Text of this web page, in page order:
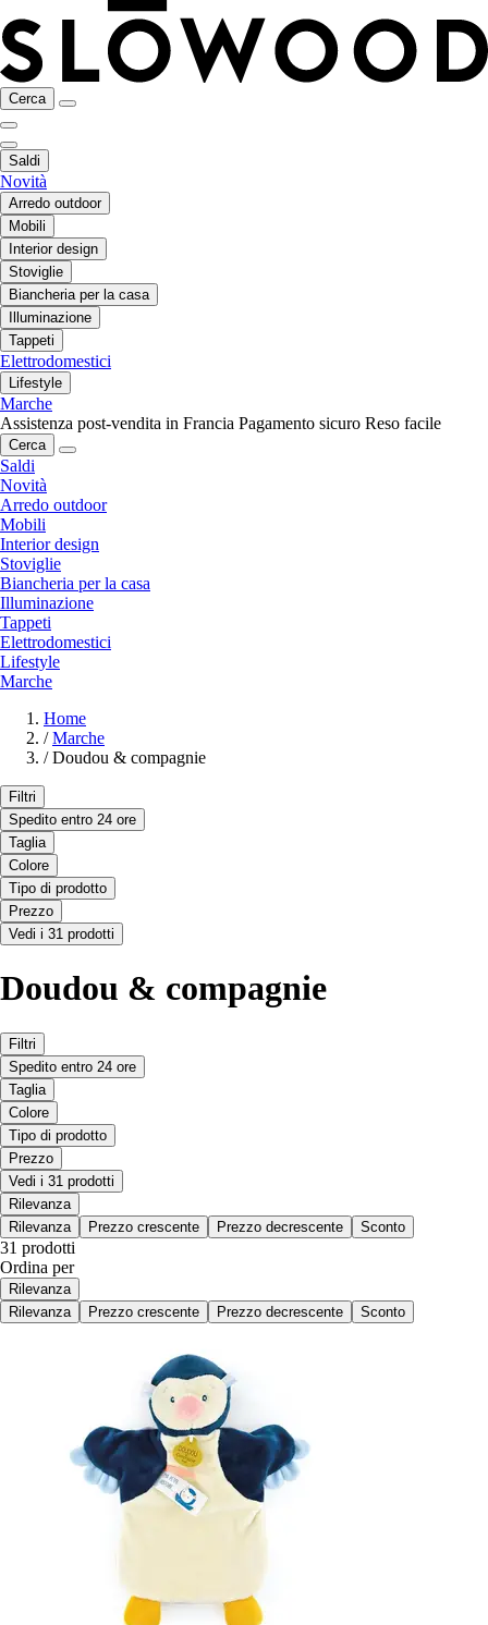
Cerca
Saldi
Novità
Arredo outdoor
Mobili
Interior design
Stoviglie
Biancheria per la casa
Illuminazione
Tappeti
Elettrodomestici
Lifestyle
Marche
Assistenza post-vendita in Francia Pagamento sicuro Reso facile
Cerca
Saldi
Novità
Arredo outdoor
Mobili
Interior design
Stoviglie
Biancheria per la casa
Illuminazione
Tappeti
Elettrodomestici
Lifestyle
Marche
Home
/ Marche
/ Doudou & compagnie
Filtri
Spedito entro 24 ore
Taglia
Colore
Tipo di prodotto
Prezzo
Vedi i 31 prodotti
Doudou & compagnie
Filtri
Spedito entro 24 ore
Taglia
Colore
Tipo di prodotto
Prezzo
Vedi i 31 prodotti
Rilevanza
Rilevanza
Prezzo crescente Prezzo decrescente Sconto
31 prodotti
Ordina per
Rilevanza
Rilevanza
Prezzo crescente Prezzo decrescente Sconto